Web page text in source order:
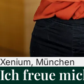
Xenium, München
Ich freue